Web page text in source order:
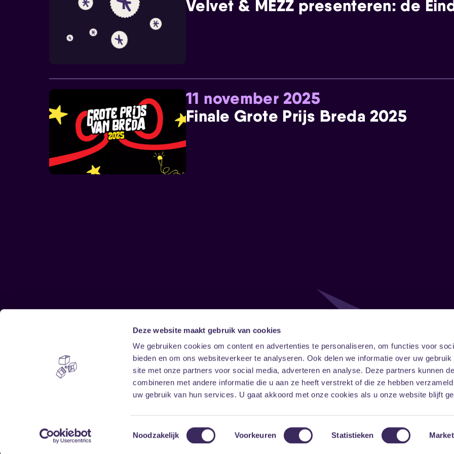
Deze website maakt gebruik van cookies
We gebruiken cookies om content en advertenties te personaliseren, om functies voor
bieden en om ons websiteverkeer te analyseren. Ook delen we informatie over uw gebruik
site met onze partners voor social media, adverteren en analyse. Deze partners kunnen
combineren met andere informatie die u aan ze heeft verstrekt of die ze hebben
uw gebruik van hun services. U gaat akkoord met onze cookies als u onze website blijft
Toestemmingsselectie
Noodzakelijk Voorkeuren Statistieken
Velvet & MEZZ presenteren: de
11 november 2025
Finale Grote Prijs Breda 2025
Home
Vrijwilligers
Disclaimer
Toegankelijkheid
Privacy & cookies
Follow
FacebookInstagramLinkedIn
Onze